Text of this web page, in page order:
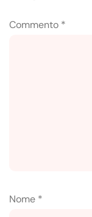
Commento *
Nome *